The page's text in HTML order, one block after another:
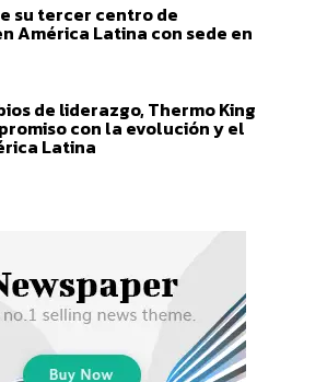
su tercer centro de
América Latina con sede en
de liderazgo, Thermo King
con la evolución y el
Latina